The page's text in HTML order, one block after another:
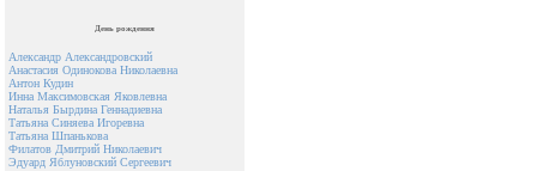
День рождения
Александр Александровский
Анастасия Одинокова Николаевна
Антон Кудин
Инна Максимовская Яковлевна
Наталья Бырдина Геннадиевна
Татьяна Синяева Игоревна
Татьяна Шпанькова
Филатов Дмитрий Николаевич
Эдуард Яблуновский Сергеевич